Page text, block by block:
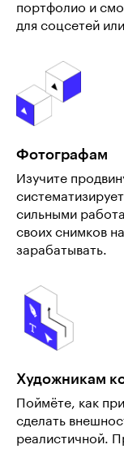
портфолио и
для соцсетей
Фотографам
Изучите
сильными
своих снимков
зарабатывать.
Художникам
Поймёте, как
сделать
реалистичной.